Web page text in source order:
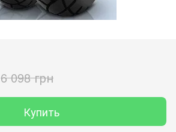
6 098 грн
Купить